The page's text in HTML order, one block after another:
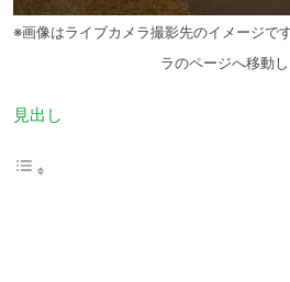
※画像はライブカメラ撮影先のイメージで
ラのページへ移動し
見出し